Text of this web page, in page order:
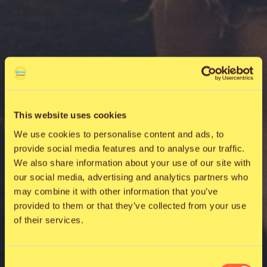
This website uses cookies
We use cookies to personalise content and ads, to
provide social media features and to analyse our traffic.
We also share information about your use of our site with
our social media, advertising and analytics partners who
may combine it with other information that you’ve
provided to them or that they’ve collected from your use
of their services.